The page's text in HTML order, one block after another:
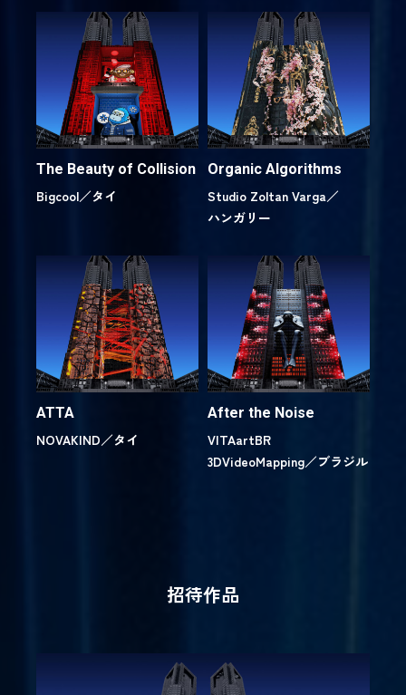
The Beauty of Collision
Bigcool／タイ
Organic Algorithms
Studio Zoltan Varga／
ハンガリー
ATTA
NOVAKIND／タイ
After the Noise
VITAartBR
3DVideoMapping／ブラジル
招待作品